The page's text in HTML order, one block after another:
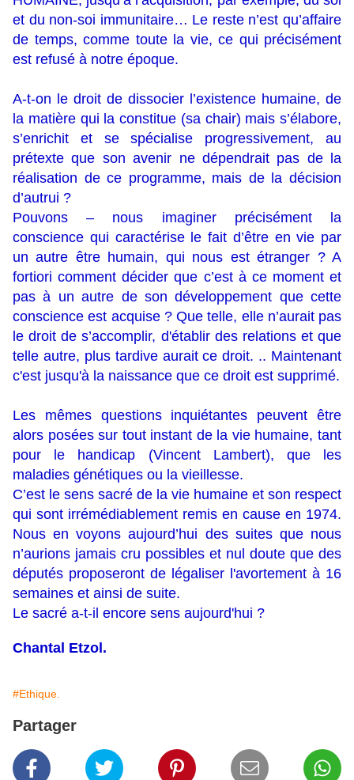
et du non-soi immunitaire… Le reste n’est qu’affaire
de temps, comme toute la vie, ce qui précisément
est refusé à notre époque.
A-t-on le droit de dissocier l’existence humaine, de
la matière qui la constitue (sa chair) mais s’élabore,
s’enrichit et se spécialise progressivement, au
prétexte que son avenir ne dépendrait pas de la
réalisation de ce programme, mais de la décision
d’autrui ?
Pouvons – nous imaginer précisément la
conscience qui caractérise le fait d’être en vie par
un autre être humain, qui nous est étranger ? A
fortiori comment décider que c’est à ce moment et
pas à un autre de son développement que cette
conscience est acquise ? Que telle, elle n’aurait pas
le droit de s’accomplir, d'établir des relations et que
telle autre, plus tardive aurait ce droit. .. Maintenant
c'est jusqu'à la naissance que ce droit est supprimé.
Les mêmes questions inquiétantes peuvent être
alors posées sur tout instant de la vie humaine, tant
pour le handicap (Vincent Lambert), que les
maladies génétiques ou la vieillesse.
C’est le sens sacré de la vie humaine et son respect
qui sont irrémédiablement remis en cause en 1974.
Nous en voyons aujourd’hui des suites que nous
n’aurions jamais cru possibles et nul doute que des
députés proposeront de légaliser l'avortement à 16
semaines et ainsi de suite.
Le sacré a-t-il encore sens aujourd'hui ?
Chantal Etzol.
#Ethique.
Partager